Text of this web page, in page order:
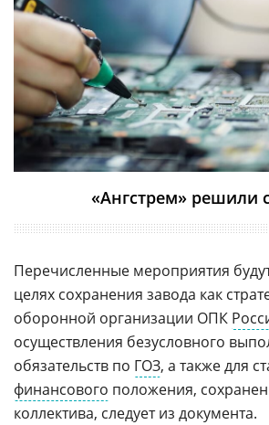
«Ангстрем» решили
Перечисленные мероприятия
целях сохранения завода как
оборонной организации ОПК
осуществления безусловного
обязательств по ГОЗ, а также для
финансового положения,
коллектива, следует из документа.